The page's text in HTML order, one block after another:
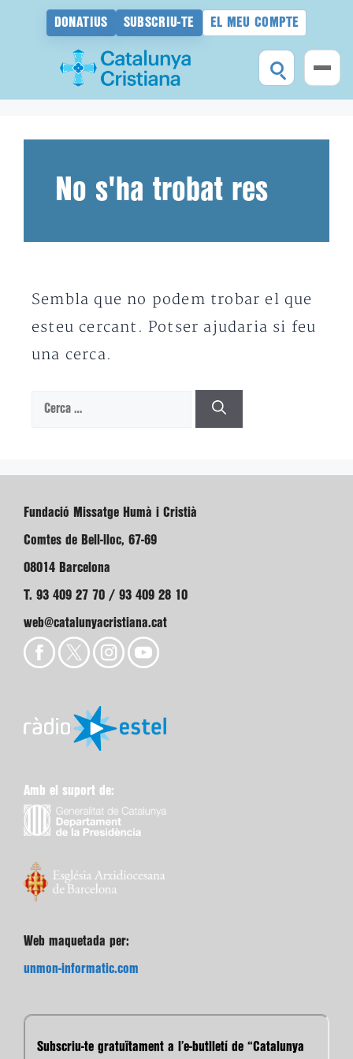
DONATIUS SUBSCRIU-TE EL MEU COMPTE
No s'ha trobat res
Sembla que no podem trobar el que
esteu cercant. Potser ajudaria si feu
una cerca.
Cerca:
Fundació Missatge Humà i Cristià
Comtes de Bell-lloc, 67-69
08014 Barcelona
T. 93 409 27 70 / 93 409 28 10
web@catalunyacristiana.cat
Amb el suport de:
Web maquetada per:
unmon-informatic.com
Subscriu-te gratuïtament a l’e-butlletí de “Catalunya